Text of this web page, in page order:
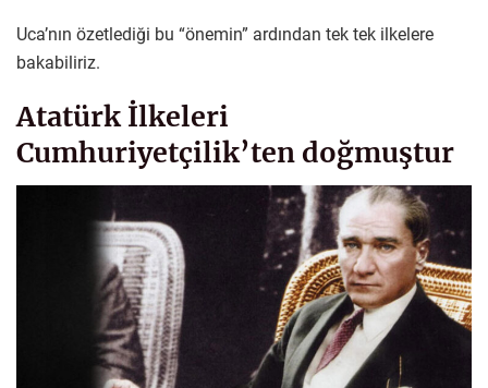
Uca’nın özetlediği bu “önemin” ardından tek tek ilkelere
bakabiliriz.
Atatürk İlkeleri
Cumhuriyetçilik’ten doğmuştur